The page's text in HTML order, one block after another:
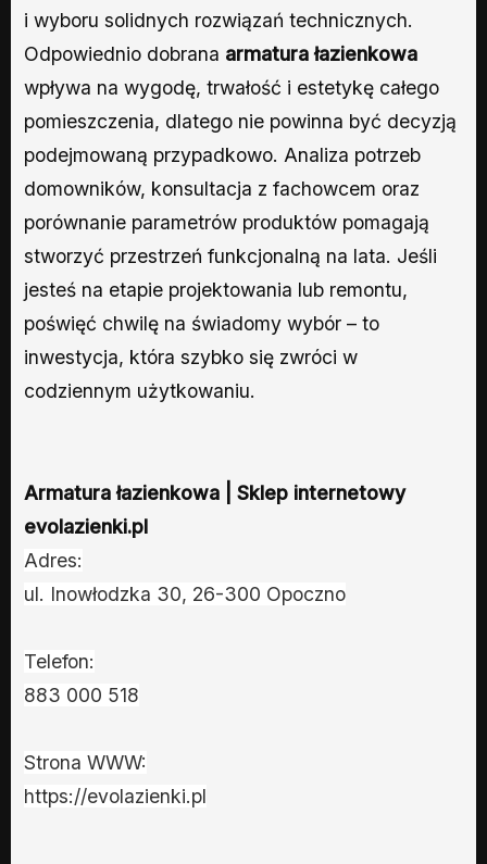
i wyboru solidnych rozwiązań technicznych.
Odpowiednio dobrana armatura łazienkowa
wpływa na wygodę, trwałość i estetykę całego
pomieszczenia, dlatego nie powinna być decyzją
podejmowaną przypadkowo. Analiza potrzeb
domowników, konsultacja z fachowcem oraz
porównanie parametrów produktów pomagają
stworzyć przestrzeń funkcjonalną na lata. Jeśli
jesteś na etapie projektowania lub remontu,
poświęć chwilę na świadomy wybór – to
inwestycja, która szybko się zwróci w
codziennym użytkowaniu.
Armatura łazienkowa | Sklep internetowy
evolazienki.pl
Adres:
ul. Inowłodzka 30, 26-300 Opoczno
Telefon:
883 000 518
Strona WWW:
https://evolazienki.pl